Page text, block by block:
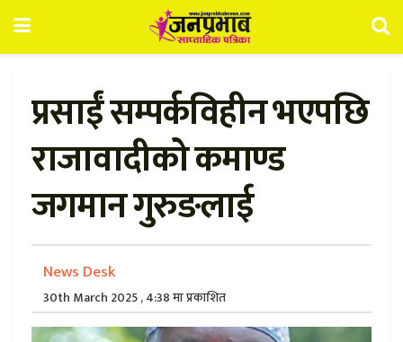
प्रसाईं सम्पर्कविहीन भएपछि
राजावादीको कमाण्ड
जगमान गुरुङलाई
News Desk
30th March 2025 , 4:38 मा प्रकाशित